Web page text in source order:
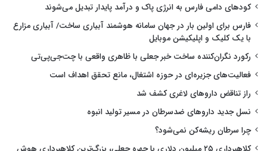
کودهای دامی فارس به انرژی پاک و درآمد پایدار تبدیل می‌شوند
فارس برای اولین بار در جهان سامانه هوشمند آبیاری ساخت/ آبیاری مزارع
با یک کلیک و اپلیکیشن موبایل
رکورد نگران‌کننده ساخت خبر جعلی با ظاهری واقعی با چت‌جی‌پی‌تی
فعالیت‌های جزیره‌ای در حوزه اشتغال، مانع تحقق اهداف است
راز تناقض داروهای لاغری کشف شد
نسل جدید داروهای ضدسرطان در مسیر تولید انبوه
چرا سرطان ریشه‌کن نمی‌شود؟